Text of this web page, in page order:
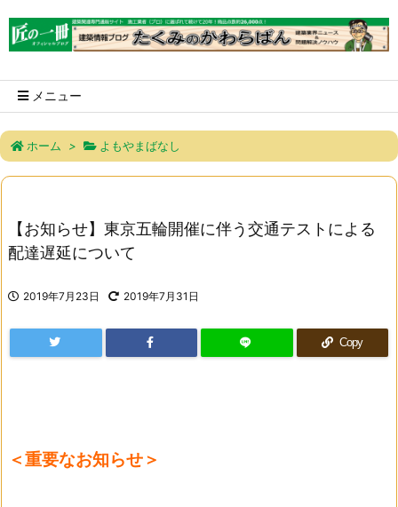
メニュー
ホーム > よもやまばなし
【お知らせ】東京五輪開催に伴う交通テストによる
配達遅延について
2019年7月23日 2019年7月31日
Copy
＜重要なお知らせ＞